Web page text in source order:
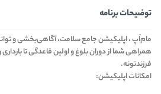
توضیحات برنامه
مام‌اَپ ، اپلیکیشن جامع سلامت، آگاهی‌بخشی و
همراهی شما از دوران بلوغ و اولین قاعدگی تا
فرزندتونه.
امکانات اپلیکیشن: